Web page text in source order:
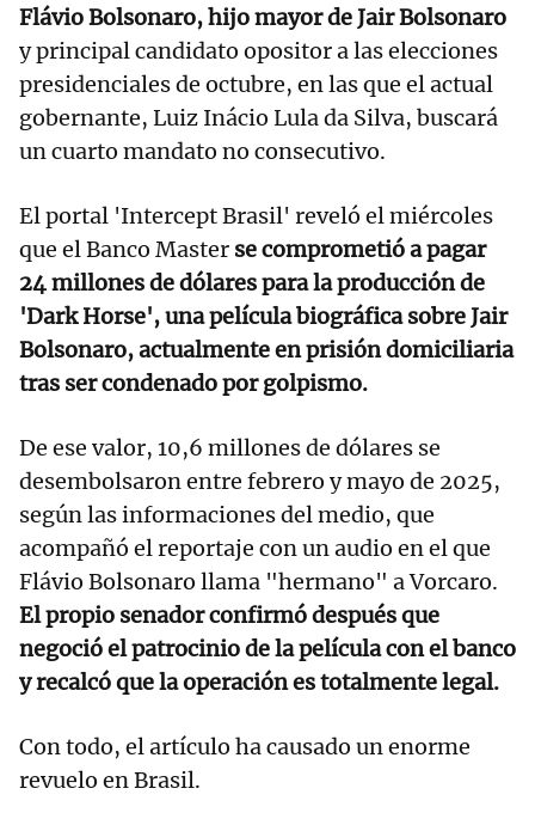
Flávio Bolsonaro, hijo mayor de Jair Bolsonaro
y principal candidato opositor a las elecciones
presidenciales de octubre, en las que el actual
gobernante, Luiz Inácio Lula da Silva, buscará
un cuarto mandato no consecutivo.
El portal 'Intercept Brasil' reveló el miércoles
que el Banco Master se comprometió a pagar
24 millones de dólares para la producción de
'Dark Horse', una película biográfica sobre Jair
Bolsonaro, actualmente en prisión domiciliaria
tras ser condenado por golpismo.
De ese valor, 10,6 millones de dólares se
desembolsaron entre febrero y mayo de 2025,
según las informaciones del medio, que
acompañó el reportaje con un audio en el que
Flávio Bolsonaro llama "hermano" a Vorcaro.
El propio senador confirmó después que
negoció el patrocinio de la película con el banco
y recalcó que la operación es totalmente legal.
Con todo, el artículo ha causado un enorme
revuelo en Brasil.